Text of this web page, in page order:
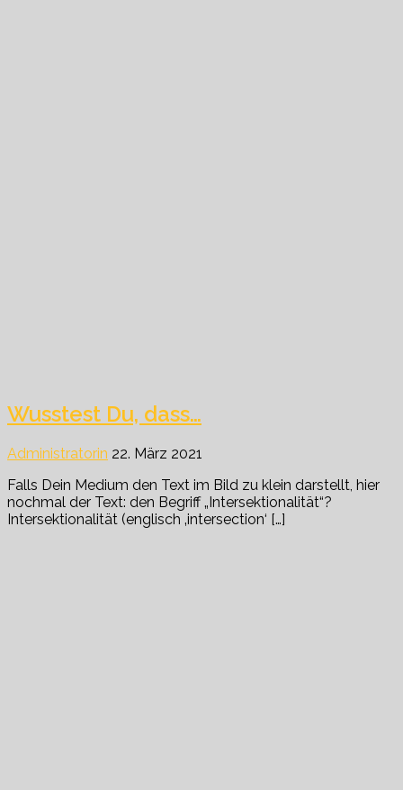
Wusstest Du, dass…
Administratorin 22. März 2021
Falls Dein Medium den Text im Bild zu klein darstellt, hier
nochmal der Text: den Begriff „Intersektionalität“?
Intersektionalität (englisch ‚intersection‘ […]